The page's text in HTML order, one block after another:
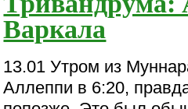
Варкала
13.01 Утром из
Аллеппи в 6:20,